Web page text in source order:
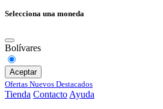
Selecciona una moneda
Bolívares
Aceptar
Ofertas Nuevos Destacados
Tienda Contacto Ayuda